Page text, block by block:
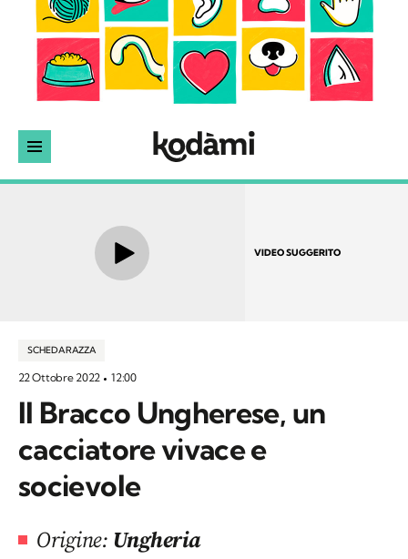
VIDEO SUGGERITO
SCHEDA RAZZA
22 Ottobre 2022 12:00
Il Bracco Ungherese, un
cacciatore vivace e
socievole
Origine: Ungheria